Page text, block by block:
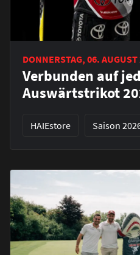
DONNERSTAG, 06. AUGUST
Verbunden auf
Auswärtstrikot
HAIEstore Saison